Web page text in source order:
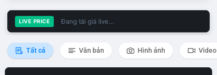
LIVE PRICE Đang tải giá live...
Tất cả Văn bản Hình ảnh Video